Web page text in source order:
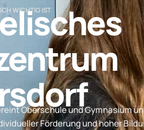
WICHTIG IST
Oberschule und Gymnasium
Förderung und hoher